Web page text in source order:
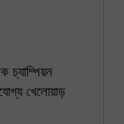
চ্যাম্পিয়ন
খেলোয়াড়